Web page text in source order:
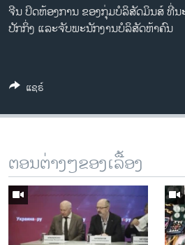
ວີດີໂອ
ຕິດຕາມພວກເຮົາ ທີ່
ພາສາຕ່າງໆ
ຈີນ ປິດຫ້ອງການ ຂອງກຸ່ມບໍລິສັດມິນສ໌ ທີ່
ປັກກິ່ງ ແລະ​ຈັບ​ພະ​ນັກ​ງານ​ບໍ​ລິ​ສັດຫ້າ​ຄົນ
ແຊຣ໌
ຕອນຕ່າງໆຂອງເລື້ອງ